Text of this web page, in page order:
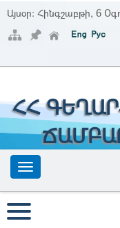
Այսօր: Հինգշաբթի, 6
ՀՀ